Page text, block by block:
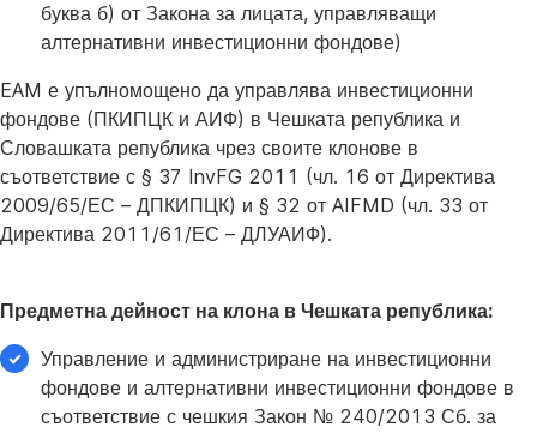
буква б) от Закона за лицата, управляващи
алтернативни инвестиционни фондове)
EAM е упълномощено да управлява инвестиционни
фондове (ПКИПЦК и АИФ) в Чешката република и
Словашката република чрез своите клонове в
съответствие с § 37 InvFG 2011 (чл. 16 от Директива
2009/65/ЕС – ДПКИПЦК) и § 32 от AIFMD (чл. 33 от
Директива 2011/61/ЕС – ДЛУАИФ).
Предметна дейност на клона в Чешката република:
Управление и администриране на инвестиционни
фондове и алтернативни инвестиционни фондове в
съответствие с чешкия Закон № 240/2013 Сб. за